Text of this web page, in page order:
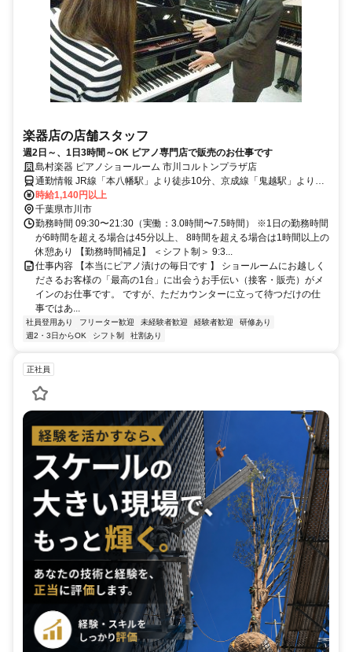
楽器店の店舗スタッフ
週2日～、1日3時間～OK ピアノ専門店で販売のお仕事です
島村楽器 ピアノショールーム 市川コルトンプラザ店
通勤情報 JR線「本八幡駅」より徒歩10分、京成線「鬼越駅」より徒
歩5分
時給1,140円以上
千葉県市川市
勤務時間 09:30〜21:30（実働：3.0時間〜7.5時間） ※1日の勤務時間
が6時間を超える場合は45分以上、 8時間を超える場合は1時間以上の
休憩あり 【勤務時間補足】 ＜シフト制＞ 9:3...
仕事内容 【本当にピアノ漬けの毎日です 】 ショールームにお越しく
ださるお客様の「最高の1台」に出会うお手伝い（接客・販売）がメ
インのお仕事です。 ですが、ただカウンターに立って待つだけの仕
事ではあ...
社員登用あり フリーター歓迎 未経験者歓迎 経験者歓迎
研修あり
週2・3日からOK
シフト制 社割あり
正社員